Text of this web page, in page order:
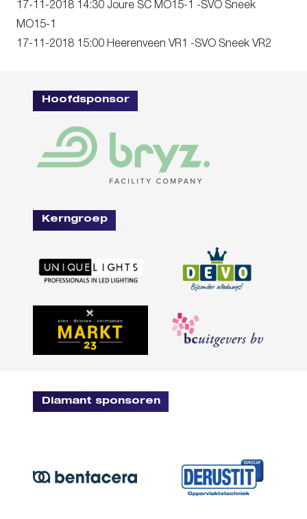
17-11-2018 14:30 Joure SC MO15-1 -SVO Sneek
MO15-1
17-11-2018 15:00 Heerenveen VR1 -SVO Sneek VR2
Hoofdsponsor
Kerngroep
Diamant sponsoren